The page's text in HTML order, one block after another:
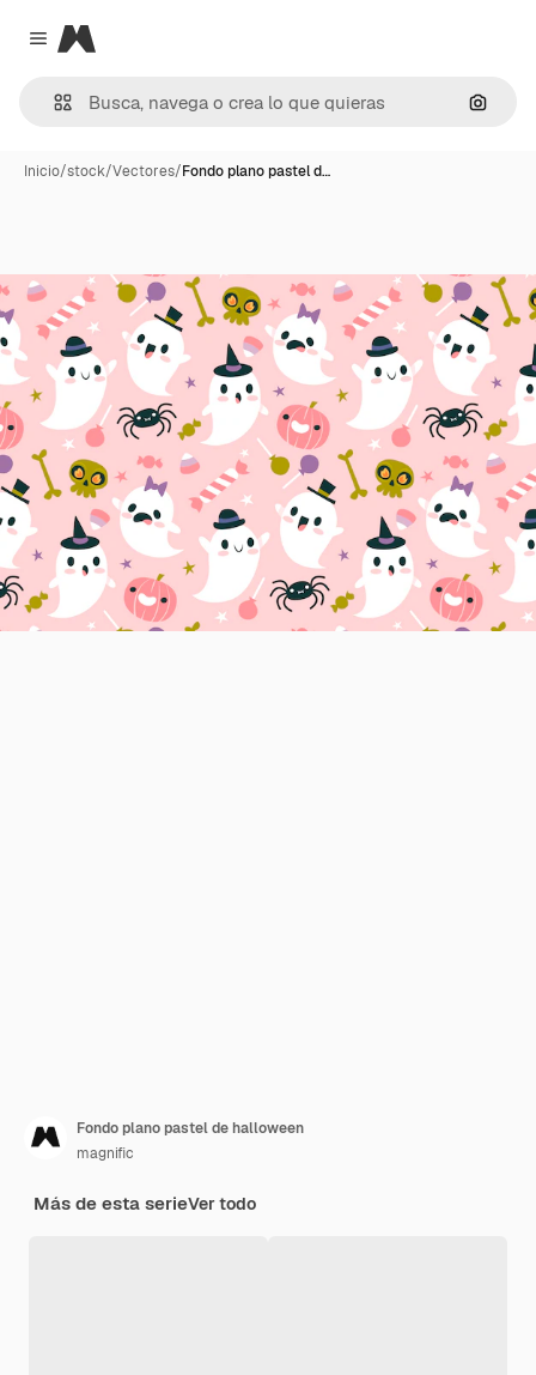
Close menu
Magnific
Inicio/stock/Vectores/Fondo plano pastel d…
Fondo plano pastel de halloween
magnific
Más de esta serieVer todo